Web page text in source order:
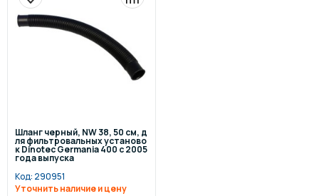
Шланг черный, NW 38, 50 см, д
ля фильтровальных установо
к Dinotec Germania 400 с 2005
года выпуска
Код: 290951
Уточнить наличие и цену